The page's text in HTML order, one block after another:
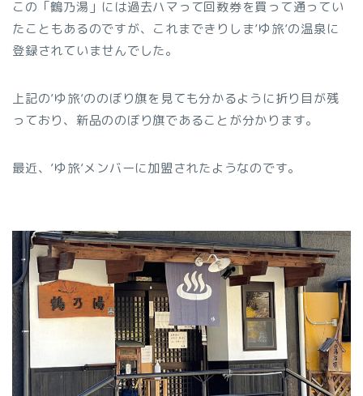
この「鶴乃湯」には過去ハマって回数券を買って通ってい
たこともあるのですが、これまできりしま’ゆ旅’の温泉に
登録されていませんでした。
上記の’ゆ旅’ののぼり旗を見ても分かるように折り目が残
っており、新品ののぼり旗であることが分かります。
最近、’ゆ旅’メンバーに加盟されたようなのです。